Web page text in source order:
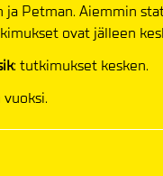
Petman. Aiemmin
ovat jälleen
: tutkimukset kesken.